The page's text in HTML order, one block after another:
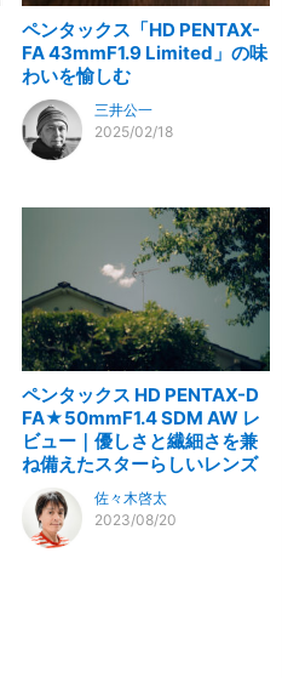
ペンタックス「HD PENTAX-
FA 43mmF1.9 Limited」の味
わいを愉しむ
三井公一
2025/02/18
ペンタックス HD PENTAX-D
FA★50mmF1.4 SDM AW レ
ビュー｜優しさと繊細さを兼
ね備えたスターらしいレンズ
佐々木啓太
2023/08/20